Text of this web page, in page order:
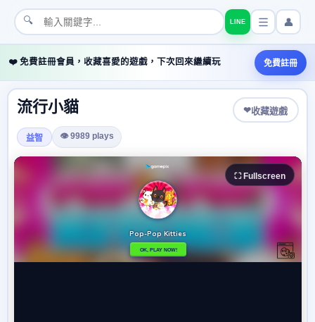
🔍 LINE 👤
❤️ 免費註冊會員，收藏喜愛的遊戲，下次回來繼續玩 免費註冊
流行小貓 ❤收藏遊戲
益智 👁 9989 plays
⛶ Fullscreen